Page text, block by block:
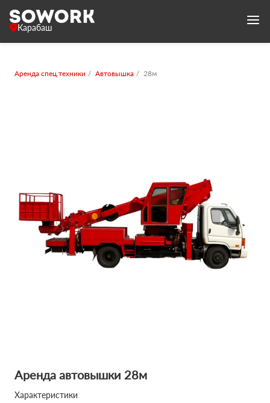
Карабаш
Аренда спец.техники Автовышка 28м
Аренда автовышки 28м
Характеристики